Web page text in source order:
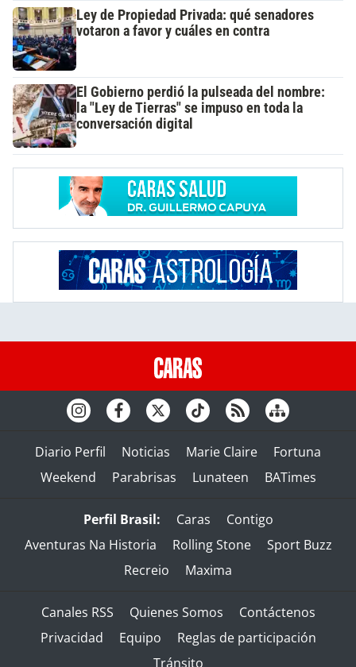
Ley de Propiedad Privada: qué senadores
votaron a favor y cuáles en contra
El Gobierno perdió la pulseada del nombre:
la "Ley de Tierras" se impuso en toda la
conversación digital
Diario Perfil Noticias Marie Claire
Fortuna
Weekend
Parabrisas Lunateen BATimes
Perfil Brasil: Caras
Contigo
Aventuras Na Historia
Rolling Stone
Sport Buzz
Recreio
Maxima
Canales RSS Quienes Somos
Contáctenos
Privacidad
Equipo
Reglas de participación
Tránsito